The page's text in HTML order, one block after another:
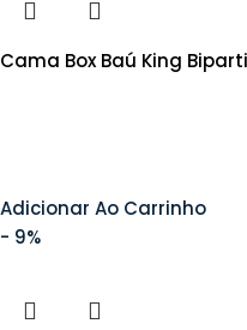
Cama Box Baú King
Adicionar Ao Carrinho
- 9%